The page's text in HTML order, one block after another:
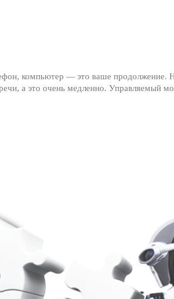
компьютер — это ваше продолжение.
а это очень медленно. Управляемый